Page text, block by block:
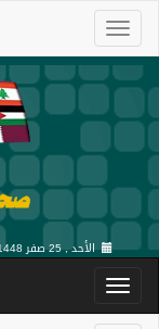
الأحد , 25 صفر 1448 هـ ,